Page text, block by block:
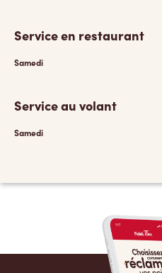
Service en restaurant
Samedi
Service au volant
Samedi